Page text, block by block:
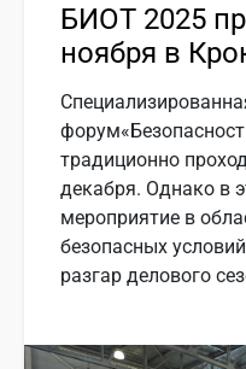
БИОТ 2025
ноября в
традиционно
декабря. Однако в
мероприятие в
безопасных
разгар делового